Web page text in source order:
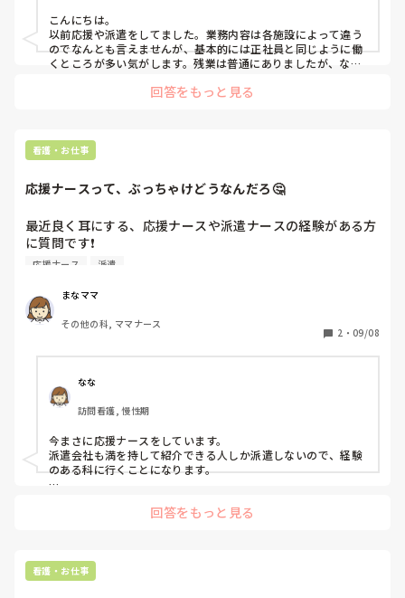
器外科, 派遣
こんにちは。
以前応援や派遣をしてました。業務内容は各施設によって違う
のでなんとも言えませんが、基本的には正社員と同じように働
くところが多い気がします。残業は普通にありましたが、なる
り、他スタッフから「当然でるでしょ。全員参加しないといけ
ないと思う」という感じで言われたので「時間外なので、そん
は断りました。
程を知らないので適当になる場面があることは上司も了承して
いたし、たまにだったので受けてました。
通常業務以外も頼まれることがあるので、やりたくないことは
断っていいと思います。ただ個人的な意見なので、ご参考まで
回答をもっと見る
看護・お仕事
応援ナースって、ぶっちゃけどうなんだろ🤔
最近良く耳にする、応援ナースや派遣ナースの経験がある方
に質問です❗️
実際に働いてみての率直な感想だったり、良かったこと、大
今、フリーランスナースなので、興味があります😊
よろしくお願いいたします🙇
応援ナース 派遣
まなママ
その他の科, ママナース
2 ・ 09/08
なな
訪問看護, 慢性期
今まさに応援ナースをしています。
派遣会社も満を持して紹介できる人しか派遣しないので、経験
のある科に行くことになります。
このやり方さえ覚えればすぐ慣れます。2週間くらいでフォロ
自信はあまりありません。
業務として一通りはできますが、まだわからないことやアセス
回答をもっと見る
看護・お仕事